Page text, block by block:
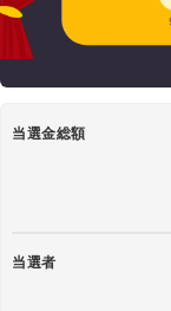
当選金総額
当選者